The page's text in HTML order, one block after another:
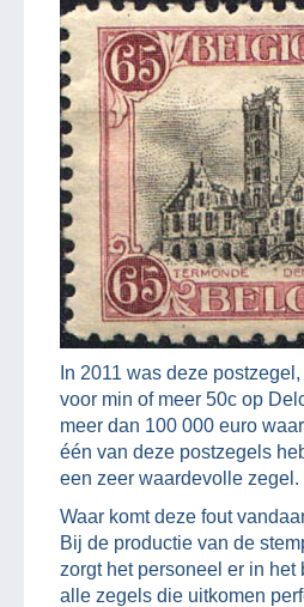
In 2011 was deze
voor min of meer 50c op
meer dan 100 000 euro
één van deze postzegels
een zeer waardevolle zegel.
Waar komt deze fout
Bij de productie van de
zorgt het personeel er in het
alle zegels die uitkomen